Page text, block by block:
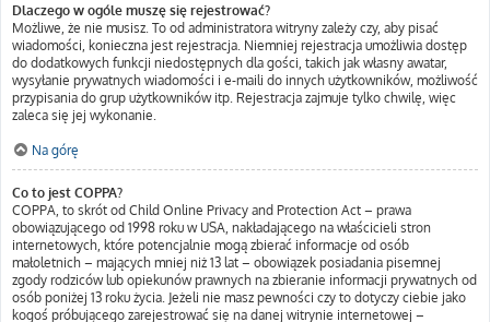
Dlaczego w ogóle muszę się rejestrować?
Możliwe, że nie musisz. To od administratora witryny zależy czy, aby pisać
wiadomości, konieczna jest rejestracja. Niemniej rejestracja umożliwia dostęp
do dodatkowych funkcji niedostępnych dla gości, takich jak własny awatar,
wysyłanie prywatnych wiadomości i e-maili do innych użytkowników, możliwość
przypisania do grup użytkowników itp. Rejestracja zajmuje tylko chwilę, więc
zaleca się jej wykonanie.
Na górę
Co to jest COPPA?
COPPA, to skrót od Child Online Privacy and Protection Act – prawa
obowiązującego od 1998 roku w USA, nakładającego na właścicieli stron
internetowych, które potencjalnie mogą zbierać informacje od osób
małoletnich – mających mniej niż 13 lat – obowiązek posiadania pisemnej
zgody rodziców lub opiekunów prawnych na zbieranie informacji prywatnych od
osób poniżej 13 roku życia. Jeżeli nie masz pewności czy to dotyczy ciebie jako
kogoś próbującego zarejestrować się na danej witrynie internetowej –